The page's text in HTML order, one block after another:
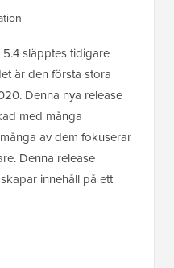
5.4 släpptes tidigare
är den första stora
Denna nya release
med många
av dem fokuserar
Denna release
innehåll på ett